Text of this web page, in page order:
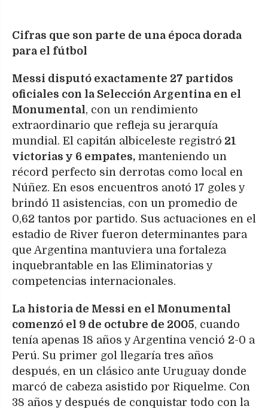
Cifras que son parte de una época dorada
para el fútbol
Messi disputó exactamente 27 partidos
oficiales con la Selección Argentina en el
Monumental, con un rendimiento
extraordinario que refleja su jerarquía
mundial. El capitán albiceleste registró 21
victorias y 6 empates, manteniendo un
récord perfecto sin derrotas como local en
Núñez. En esos encuentros anotó 17 goles y
brindó 11 asistencias, con un promedio de
0,62 tantos por partido. Sus actuaciones en el
estadio de River fueron determinantes para
que Argentina mantuviera una fortaleza
inquebrantable en las Eliminatorias y
competencias internacionales.
La historia de Messi en el Monumental
comenzó el 9 de octubre de 2005, cuando
tenía apenas 18 años y Argentina venció 2-0 a
Perú. Su primer gol llegaría tres años
después, en un clásico ante Uruguay donde
marcó de cabeza asistido por Riquelme. Con
38 años y después de conquistar todo con la